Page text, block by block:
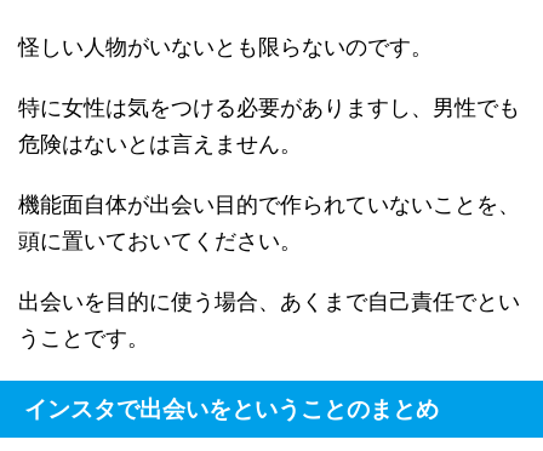
怪しい人物がいないとも限らないのです。
特に女性は気をつける必要がありますし、男性でも
危険はないとは言えません。
機能面自体が出会い目的で作られていないことを、
頭に置いておいてください。
出会いを目的に使う場合、あくまで自己責任でとい
うことです。
インスタで出会いをということのまとめ